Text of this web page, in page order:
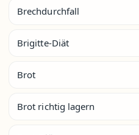
Brechdurchfall
Brigitte-Diät
Brot
Brot richtig lagern